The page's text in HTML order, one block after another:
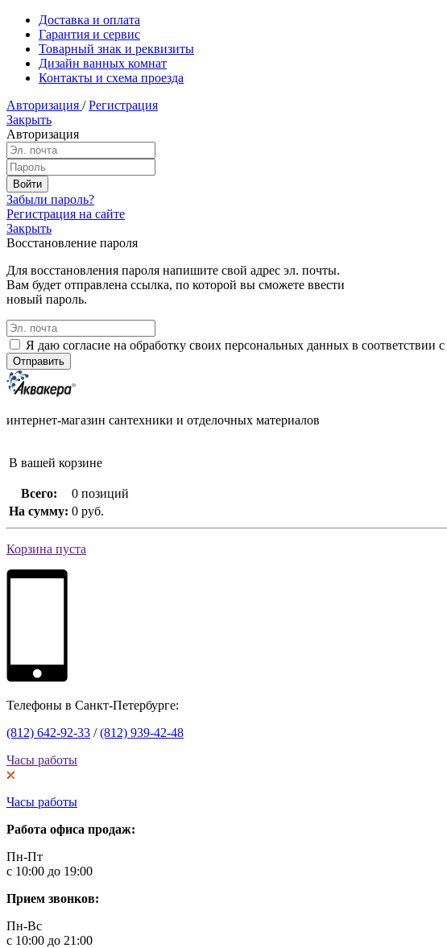
Доставка и оплата
Гарантия и сервис
Товарный знак и реквизиты
Дизайн ванных комнат
Контакты и схема проезда
Авторизация / Регистрация
Закрыть
Авторизация
Забыли пароль?
Регистрация на сайте
Закрыть
Восстановление пароля
Для восстановления пароля напишите свой адрес эл. почты.
Вам будет отправлена ссылка, по которой вы сможете ввести
новый пароль.
Я даю согласие на обработку своих персональных данных в соответствии с
интернет-магазин сантехники и отделочных материалов
В вашей корзине
Всего:
0 позиций
На сумму: 0 руб.
Корзина пуста
Телефоны в Санкт-Петербурге:
(812) 642-92-33 /(812) 939-42-48
Часы работы
Часы работы
Работа офиса продаж:
Пн-Пт
с 10:00 до 19:00
Прием звонков:
Пн-Вс
с 10:00 до 21:00